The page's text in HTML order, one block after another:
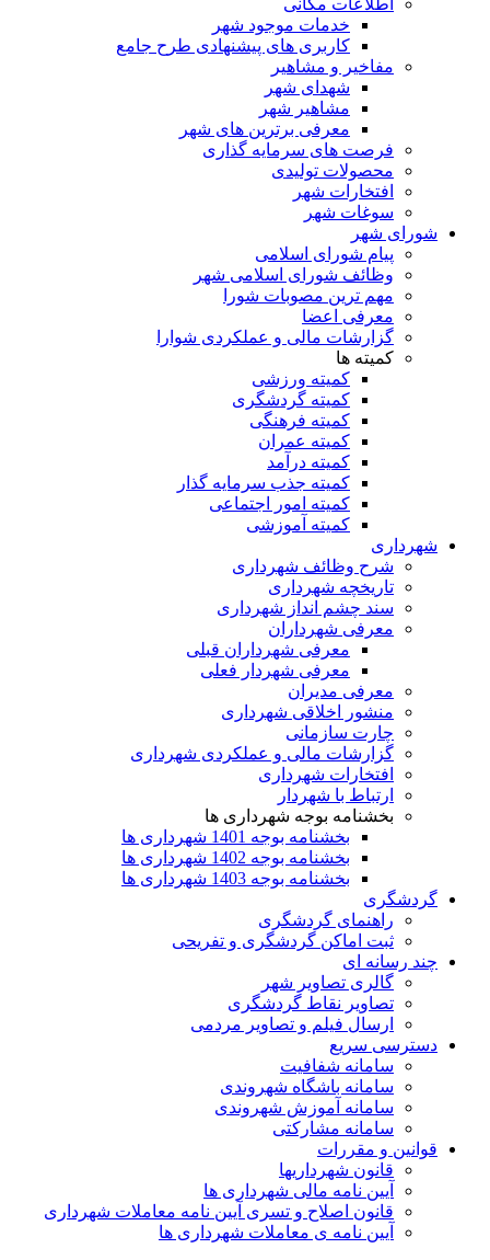
اطلاعات مکانی
خدمات موجود شهر
کاربری های پیشنهادی طرح جامع
مفاخیر و مشاهیر
شهدای شهر
مشاهیر شهر
معرفی برترین های شهر
فرصت های سرمایه گذاری
محصولات تولیدی
افتخارات شهر
سوغات شهر
شورای شهر
پیام شورای اسلامی
وظائف شورای اسلامی شهر
مهم ترین مصوبات شورا
معرفی اعضا
گزارشات مالی و عملکردی شوارا
کمیته ها
کمیته ورزشی
کمیته گردشگری
کمیته فرهنگی
کمیته عمران
کمیته درآمد
کمیته جذب سرمایه گذار
کمیته امور اجتماعی
کمیته آموزشی
شهرداری
شرح وظائف شهرداری
تاریخچه شهرداری
سند چشم انداز شهرداری
معرفی شهرداران
معرفی شهرداران قبلی
معرفی شهردار فعلی
معرفی مدیران
منشور اخلاقی شهرداری
چارت سازمانی
گزارشات مالی و عملکردی شهرداری
افتخارات شهرداری
ارتباط با شهردار
بخشنامه بوجه شهرداری ها
بخشنامه بوجه 1401 شهرداری ها
بخشنامه بوجه 1402 شهرداری ها
بخشنامه بوجه 1403 شهرداری ها
گردشگری
راهنمای گردشگری
ثبت اماکن گردشگری و تفریحی
چند رسانه ای
گالری تصاویر شهر
تصاویر نقاط گردشگری
ارسال فیلم و تصاویر مردمی
دسترسی سریع
سامانه شفافیت
سامانه باشگاه شهروندی
سامانه آموزش شهروندی
سامانه مشارکتی
قوانین و مقررات
قانون شهرداریها
آیین نامه مالی شهرداری ها
قانون اصلاح و تسری آیین نامه معاملات شهرداری
آیین نامه ی معاملات شهرداری ها